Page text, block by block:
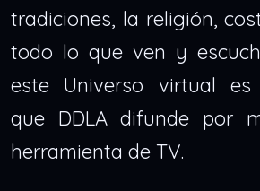
tradiciones, la religión,
todo lo que ven y
este Universo virtual es
que DDLA difunde por
herramienta de TV.